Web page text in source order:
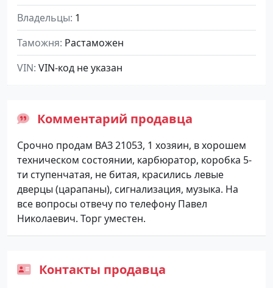
Владельцы 1
Таможня Растаможен
VIN VIN-код не указан
Комментарий продавца
Срочно продам ВАЗ 21053, 1 хозяин, в хорошем
техническом состоянии, карбюратор, коробка 5-
ти ступенчатая, не битая, красились левые
дверцы (царапаны), сигнализация, музыка. На
все вопросы отвечу по телефону Павел
Николаевич. Торг уместен.
Контакты продавца